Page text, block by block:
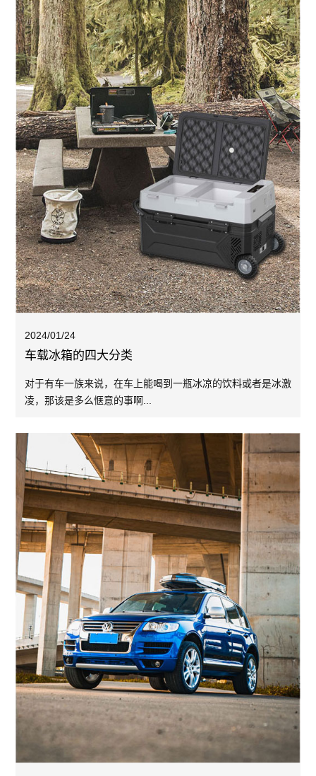
2024/01/24
车载冰箱的四大分类
对于有车一族来说，在车上能喝到一瓶冰凉的饮料或者是冰激
凌，那该是多么惬意的事啊...